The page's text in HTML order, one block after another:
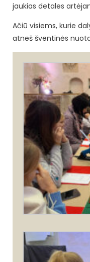
jaukias detales
Ačiū visiems, kurie
atneš šventinės